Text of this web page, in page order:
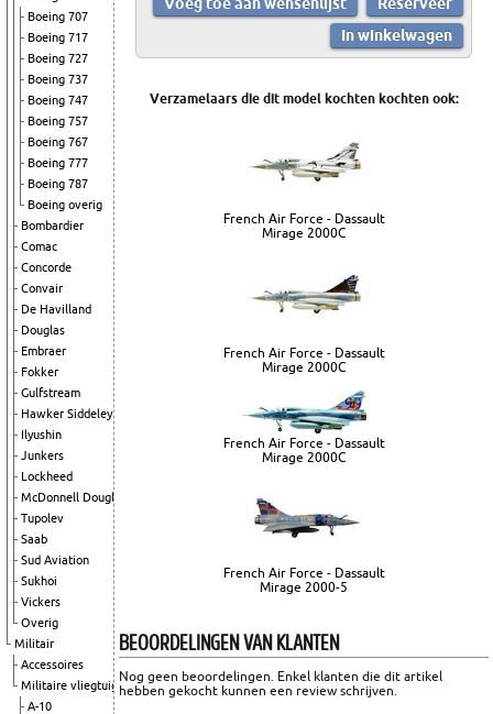
Boeing 707
Boeing 717
Boeing 727
Boeing 737
Boeing 747
Boeing 757
Boeing 767
Boeing 777
Boeing 787
Boeing overig
Bombardier
Comac
Concorde
Convair
De Havilland
Douglas
Embraer
Fokker
Gulfstream
Hawker Siddeley
Ilyushin
Junkers
Lockheed
McDonnell Douglas
Tupolev
Saab
Sud Aviation
Sukhoi
Vickers
Overig
Militair
Accessoires
Militaire vliegtuigen
A-10
Verzamelaars die dit model kochten kochten ook:
French Air Force - Dassault
Mirage 2000C
French Air Force - Dassault
Mirage 2000C
French Air Force - Dassault
Mirage 2000C
French Air Force - Dassault
Mirage 2000-5
BEOORDELINGEN VAN KLANTEN
Nog geen beoordelingen. Enkel klanten die dit artikel
hebben gekocht kunnen een review schrijven.